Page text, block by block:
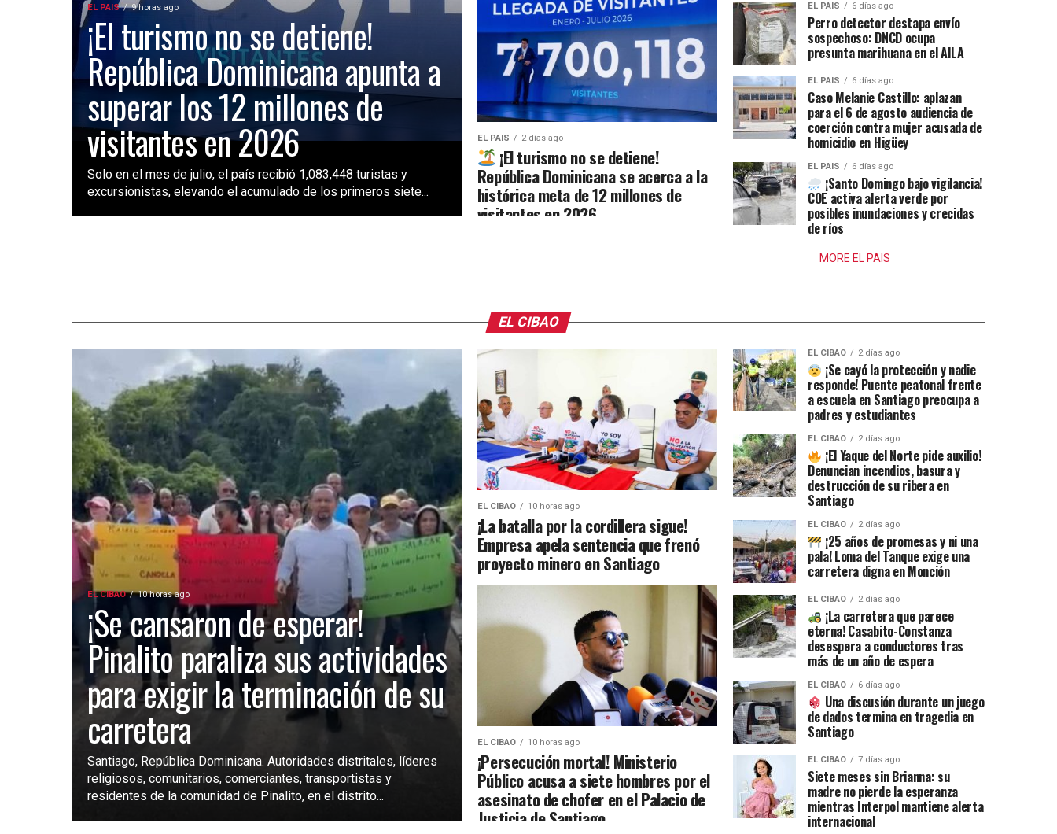
EL PAIS 9 horas ago
¡El turismo no se detiene!
República Dominicana apunta a
superar los 12 millones de
visitantes en 2026
Solo en el mes de julio, el país recibió 1,083,448 turistas y
excursionistas, elevando el acumulado de los primeros siete...
EL PAIS 2 días ago
¡El turismo no se detiene!
República Dominicana se acerca a la
histórica meta de 12 millones de
visitantes en 2026
EL PAIS 6 días ago
Perro detector destapa envío
sospechoso: DNCD ocupa
presunta marihuana en el AILA
EL PAIS 6 días ago
Caso Melanie Castillo: aplazan
para el 6 de agosto audiencia de
coerción contra mujer acusada de
homicidio en Higüey
EL PAIS 6 días ago
¡Santo Domingo bajo vigilancia!
COE activa alerta verde por
posibles inundaciones y crecidas
de ríos
MORE EL PAIS
EL CIBAO
EL CIBAO 10 horas ago
¡Se cansaron de esperar!
Pinalito paraliza sus actividades
para exigir la terminación de su
carretera
Santiago, República Dominicana. Autoridades distritales, líderes
religiosos, comunitarios, comerciantes, transportistas y
residentes de la comunidad de Pinalito, en el distrito...
EL CIBAO 10 horas ago
¡La batalla por la cordillera sigue!
Empresa apela sentencia que frenó
proyecto minero en Santiago
EL CIBAO 10 horas ago
¡Persecución mortal! Ministerio
Público acusa a siete hombres por el
asesinato de chofer en el Palacio de
Justicia de Santiago
EL CIBAO 2 días ago
¡Se cayó la protección y nadie
responde! Puente peatonal frente
a escuela en Santiago preocupa a
padres y estudiantes
EL CIBAO 2 días ago
¡El Yaque del Norte pide auxilio!
Denuncian incendios, basura y
destrucción de su ribera en
Santiago
EL CIBAO 2 días ago
¡25 años de promesas y ni una
pala! Loma del Tanque exige una
carretera digna en Monción
EL CIBAO 2 días ago
¡La carretera que parece
eterna! Casabito-Constanza
desespera a conductores tras
más de un año de espera
EL CIBAO 6 días ago
Una discusión durante un juego
de dados termina en tragedia en
Santiago
EL CIBAO 7 días ago
Siete meses sin Brianna: su
madre no pierde la esperanza
mientras Interpol mantiene alerta
internacional